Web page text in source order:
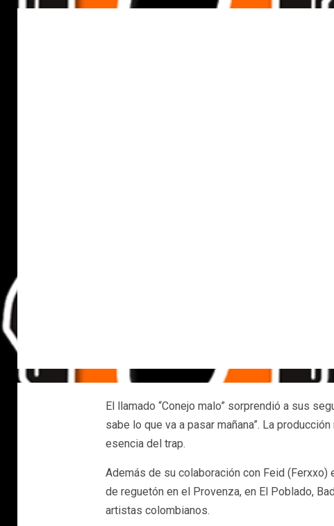
El llamado “Conejo malo” sorprendió a sus
sabe lo que va a pasar mañana”. La
esencia del trap.
Además de su colaboración con Feid
de reguetón en el Provenza, en El Poblado,
artistas colombianos.